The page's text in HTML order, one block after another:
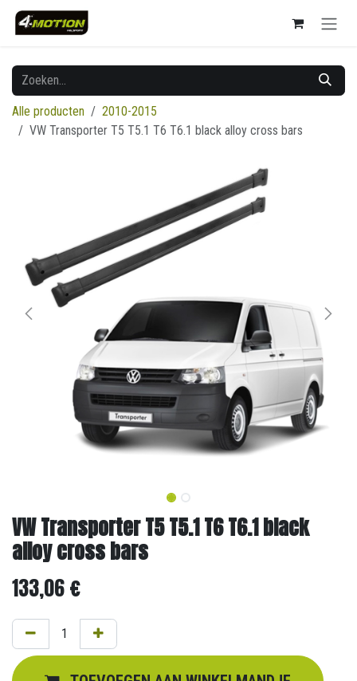
Overslaan naar inhoud
Alle producten
2010-2015
VW Transporter T5 T5.1 T6 T6.1 black alloy cross bars
VW Transporter T5 T5.1 T6 T6.1 black
alloy cross bars
133,06€